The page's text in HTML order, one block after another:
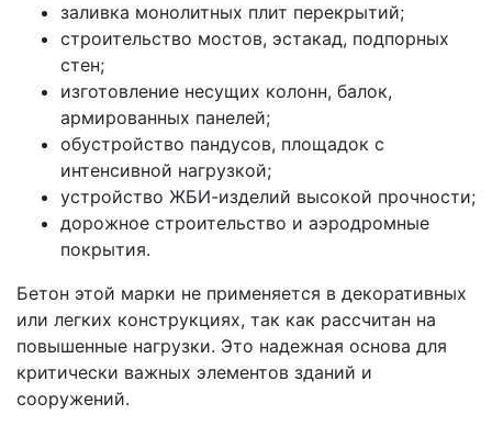
заливка монолитных плит перекрытий;
строительство мостов, эстакад, подпорных
стен;
изготовление несущих колонн, балок,
армированных панелей;
обустройство пандусов, площадок с
интенсивной нагрузкой;
устройство ЖБИ-изделий высокой прочности;
дорожное строительство и аэродромные
покрытия.
Бетон этой марки не применяется в декоративных
или легких конструкциях, так как рассчитан на
повышенные нагрузки. Это надежная основа для
критически важных элементов зданий и
сооружений.